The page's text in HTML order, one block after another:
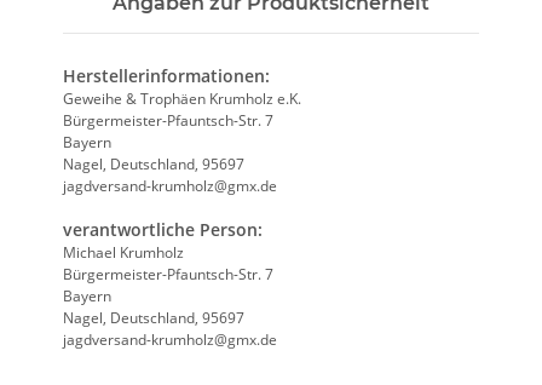
Herstellerinformationen:
Geweihe & Trophäen Krumholz e.K.
Bürgermeister-Pfauntsch-Str. 7
Bayern
Nagel, Deutschland, 95697
jagdversand-krumholz@gmx.de
verantwortliche Person:
Michael Krumholz
Bürgermeister-Pfauntsch-Str. 7
Bayern
Nagel, Deutschland, 95697
jagdversand-krumholz@gmx.de